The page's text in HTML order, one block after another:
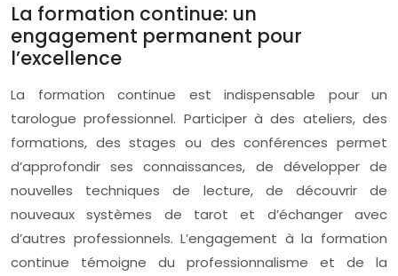
La formation continue: un
engagement permanent pour
l’excellence
La formation continue est indispensable pour un
tarologue professionnel. Participer à des ateliers, des
formations, des stages ou des conférences permet
d’approfondir ses connaissances, de développer de
nouvelles techniques de lecture, de découvrir de
nouveaux systèmes de tarot et d’échanger avec
d’autres professionnels. L’engagement à la formation
continue témoigne du professionnalisme et de la